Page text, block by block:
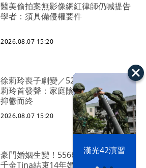
漢光42演習
醫美偷拍案無影像網紅律師仍喊提告
學者：須具備侵權要件
2026.08.07 15:20
徐莉玲喪子劇變／52歲長子輕生 徐
莉玲首發聲：家庭陰影、孤軍奮鬥、
抑鬱而終
2026.08.07 15:20
豪門婚姻生變！5566小刀認了與台玻
千金Tina結束14年婚姻